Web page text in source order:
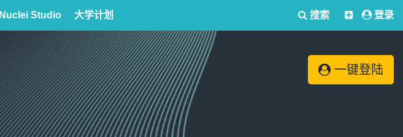
Nuclei Studio 大学计划 搜索 登录
一键登陆